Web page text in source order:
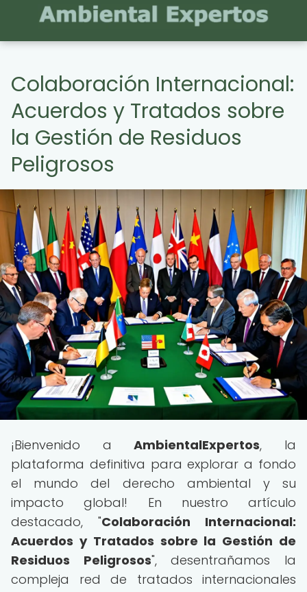
Colaboración Internacional:
Acuerdos y Tratados sobre
la Gestión de Residuos
Peligrosos
¡Bienvenido aAmbientalExpertos, la
plataforma definitiva para explorar a fondo
el mundo del derecho ambiental y su
impacto global! En nuestro artículo
destacado, "Colaboración Internacional:
Acuerdos y Tratados sobre la Gestión de
Residuos Peligrosos", desentrañamos la
compleja red de tratados internacionales